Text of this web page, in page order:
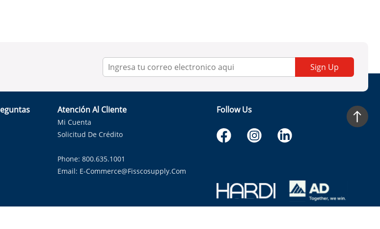
Sign Up
Atención Al Cliente
Mi Cuenta
Solicitud De Crédito
Phone: 800.635.1001
Email: E-Commerce@fisscosupply.com
Follow Us